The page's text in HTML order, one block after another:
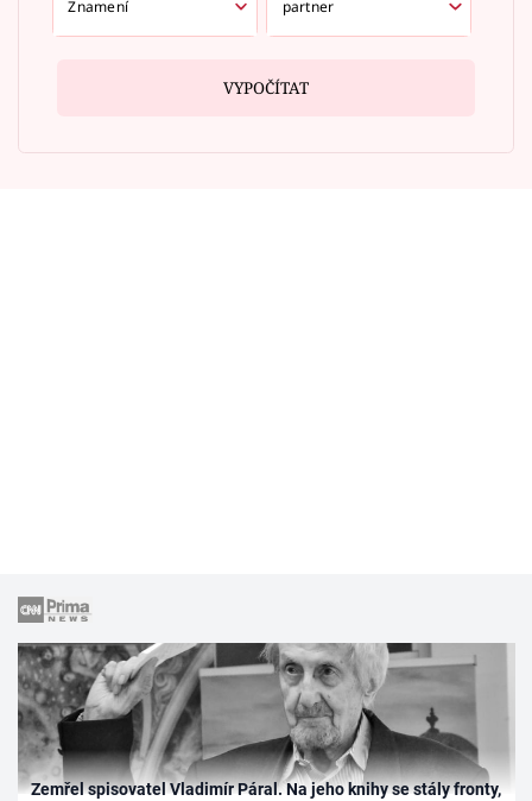
VYPOČÍTAT
Zemřel spisovatel Vladimír Páral. Na jeho knihy se stály fronty,